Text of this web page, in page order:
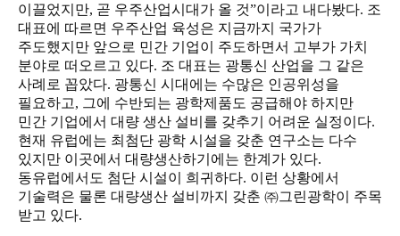
이끌었지만, 곧 우주산업시대가 올 것”이라고 내다봤다. 조
대표에 따르면 우주산업 육성은 지금까지 국가가
주도했지만 앞으로 민간 기업이 주도하면서 고부가 가치
분야로 떠오르고 있다. 조 대표는 광통신 산업을 그 같은
사례로 꼽았다. 광통신 시대에는 수많은 인공위성을
필요하고, 그에 수반되는 광학제품도 공급해야 하지만
민간 기업에서 대량 생산 설비를 갖추기 어려운 실정이다.
현재 유럽에는 최첨단 광학 시설을 갖춘 연구소는 다수
있지만 이곳에서 대량생산하기에는 한계가 있다.
동유럽에서도 첨단 시설이 희귀하다. 이런 상황에서
기술력은 물론 대량생산 설비까지 갖춘 ㈜그린광학이 주목
받고 있다.